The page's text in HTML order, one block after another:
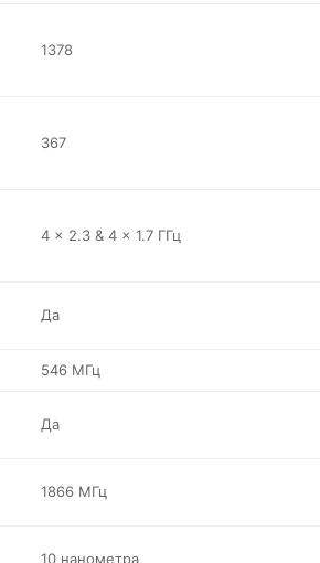
1378
367
4 x 2.3 & 4 x 1.7 ГГц
Да
546 МГц
Да
1866 МГц
10 нанометра